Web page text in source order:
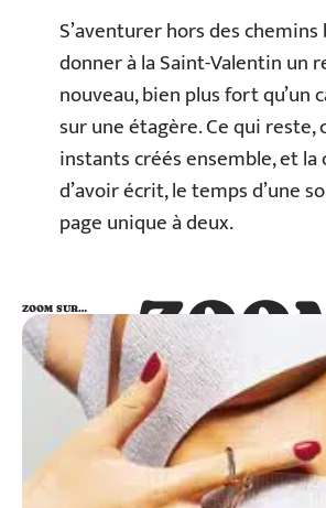
S’aventurer hors des chemins
donner à la Saint-Valentin un
nouveau, bien plus fort qu’un
sur une étagère. Ce qui reste,
instants créés ensemble, et
d’avoir écrit, le temps d’une
page unique à deux.
ZOOM SUR…